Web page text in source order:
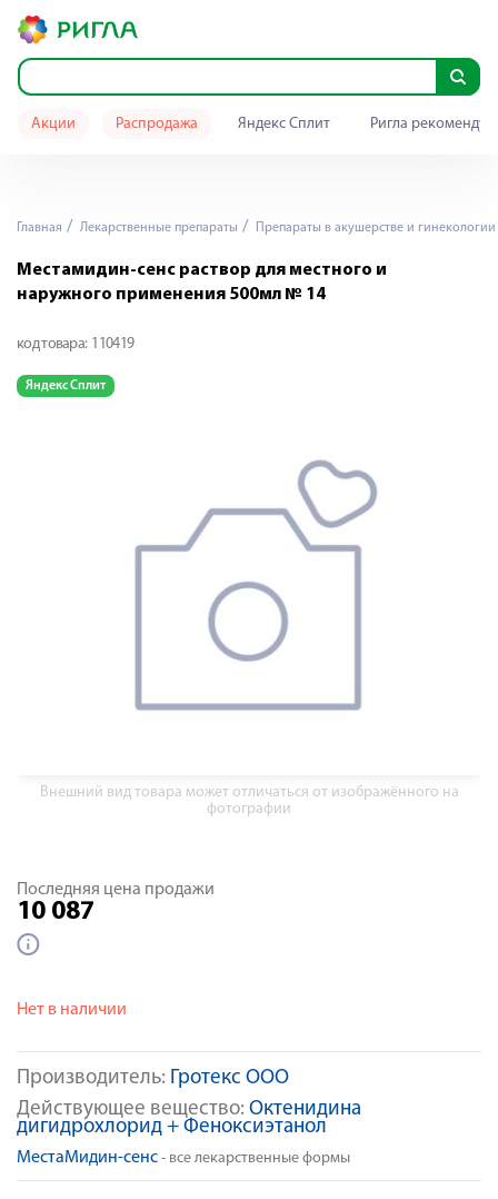
Акции Распродажа Яндекс Сплит Ригла
Главная Лекарственные препараты Препараты в акушерстве и гинекологии
Местамидин-сенс раствор для местного и
наружного применения 500мл № 14
код товара: 110419
Яндекс Сплит
Внешний вид товара может отличаться от изображённого на
фотографии
Производитель: Гротекс ООО
Действующее вещество: Октенидина
дигидрохлорид + Феноксиэтанол
МестаМидин-сенс - все лекарственные формы
Последняя цена продажи
10 087
Нет в наличии